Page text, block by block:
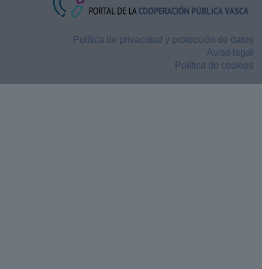
Política de privacidad y protección de datos
Aviso legal
Política de cookies